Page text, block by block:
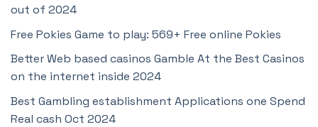
out of 2024
Free Pokies Game to play: 569+ Free online Pokies
Better Web based casinos Gamble At the Best Casinos
on the internet inside 2024
Best Gambling establishment Applications one Spend
Real cash Oct 2024